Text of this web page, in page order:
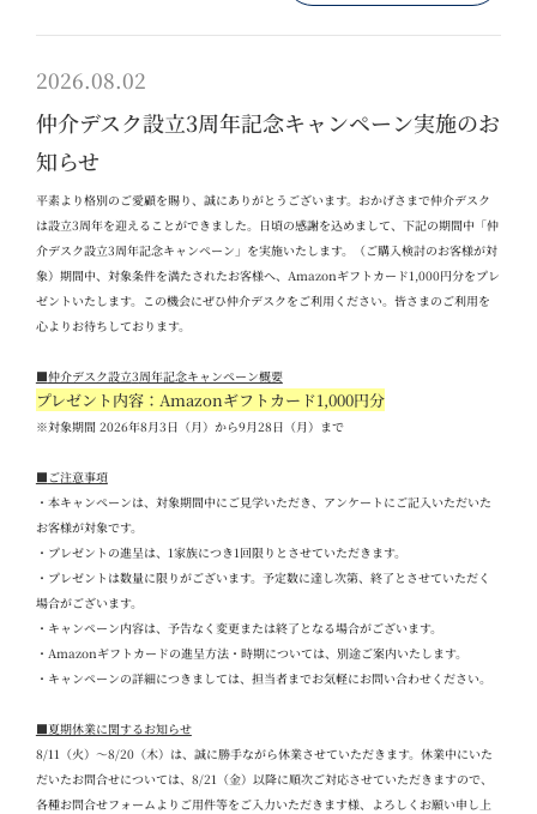
2026.08.02
仲介デスク設立3周年記念キャンペーン実施のお
知らせ
平素より格別のご愛顧を賜り、誠にありがとうございます。おかげさまで仲介デスク
は設立3周年を迎えることができました。日頃の感謝を込めまして、下記の期間中「仲
介デスク設立3周年記念キャンペーン」を実施いたします。（ご購入検討のお客様が対
象）期間中、対象条件を満たされたお客様へ、 Amazonギフトカード1,000円分をプレ
ゼントいたします。この機会にぜひ仲介デスクをご利用ください。 皆さまのご利用を
心よりお待ちしております。
■仲介デスク設立3周年記念キャンペーン概要
プレゼント内容：Amazonギフトカード1,000円分
※対象期間 2026年8 月3 日（月）から9月28 日（月）まで
■ ご注意事項
・本キャンペーンは、対象期間中にご見学いただき、アンケートにご記入いただいた
お客様が対象です。
・プレゼントの進呈は、 1家族につき1 回限りとさせていただきます。
・プレゼントは数量に限りがございます。予定数に達し次第、終了とさせていただく
場合がございます。
・キャンペーン内容は、予告なく変更または終了となる場合がございます。
・ Amazonギフトカードの進呈方法・時期については、別途ご案内いたします。
・キャンペーンの詳細につきましては、担当者までお気軽にお問い合わせください。
■夏期休業に関するお知らせ
8/11 （火）～8/20（木）は、誠に勝手ながら休業させていただきます。休業中にいた
だいたお問合せについては、 8/21 （金）以降に順次ご対応させていただきますので、
各種お問合せフォームよりご用件等をご入力いただきます様、よろしくお願い申し上